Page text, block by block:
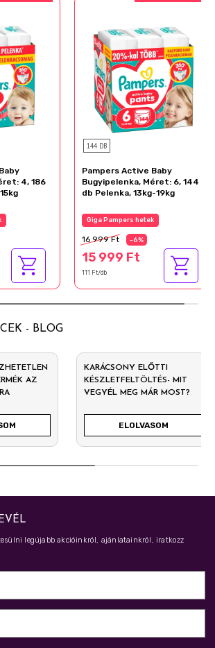
4, 186
144 DB
Pampers Active Baby
Bugyipelenka, Méret: 6, 144
db Pelenka, 13kg-19kg
Giga Pampers hetek
16 999 Ft -6%
15 999 Ft
111 Ft/db
- BLOG
AZ
KARÁCSONY ELŐTTI
KÉSZLETFELTÖLTÉS- MIT
VEGYÉL MEG MÁR MOST?
ELOLVASOM
legújabb akcióinkról, ajánlatainkról, iratkozz